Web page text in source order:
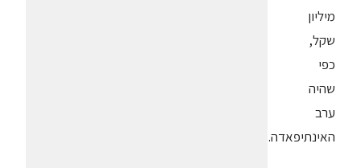
מיליון
שקל,
כפי
שהיה
ערב
האינתיפאדה.